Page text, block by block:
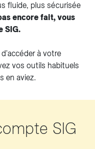
fluide, plus sécurisée
encore fait, vous
SIG.
à votre
vos outils habituels
en aviez.
SIG